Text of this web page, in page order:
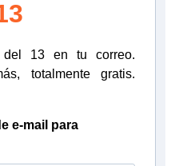
del 13 en tu correo.
totalmente gratis.
e-mail para